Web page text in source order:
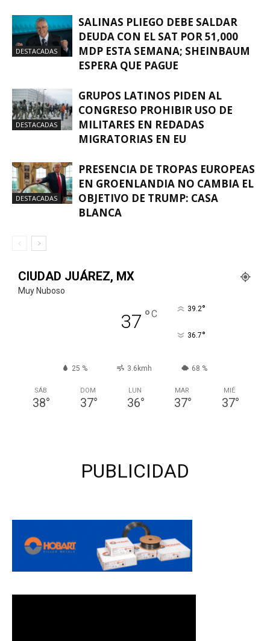
DESTACADAS
SALINAS PLIEGO DEBE SALDAR
DEUDA CON EL SAT POR 51,000
MDP ESTA SEMANA; SHEINBAUM
ESPERA QUE PAGUE
DESTACADAS
GRUPOS LATINOS PIDEN AL
CONGRESO PROHIBIR USO DE
MILITARES EN REDADAS
MIGRATORIAS EN EU
DESTACADAS
PRESENCIA DE TROPAS EUROPEAS
EN GROENLANDIA NO CAMBIA EL
OBJETIVO DE TRUMP: CASA
BLANCA
CIUDAD JUÁREZ, MX
Muy Nuboso
37 °C 39.2°
36.7°
25 % 3.6kmh 68 %
SÁB
38°
DOM
37°
LUN
36°
MAR
37°
MIÉ
37°
PUBLICIDAD